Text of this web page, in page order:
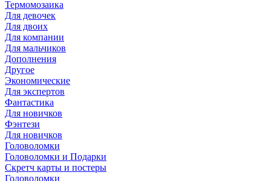
Термомозаика
Для девочек
Для двоих
Для компании
Для мальчиков
Дополнения
Другое
Экономические
Для экспертов
Фантастика
Для новичков
Фэнтези
Для новичков
Головоломки
Головоломки и Подарки
Cкретч карты и постеры
Головоломки